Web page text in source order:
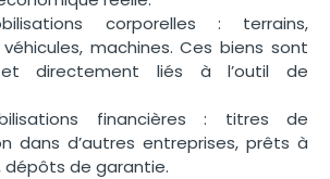
corporelles : terrains,
machines. Ces biens sont
et directement liés à l’outil de
financières : titres de
dans d’autres entreprises, prêts à
dépôts de garantie.